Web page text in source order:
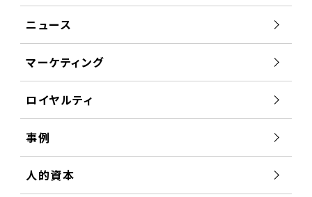
ニュース
マーケティング
ロイヤルティ
事例
人的資本